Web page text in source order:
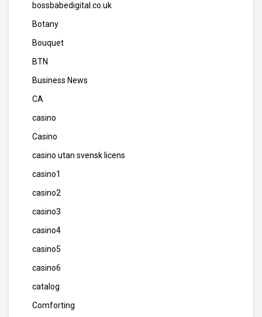
bossbabedigital.co.uk
Botany
Bouquet
BTN
Business News
CA
casino
Casino
casino utan svensk licens
casino1
casino2
casino3
casino4
casino5
casino6
catalog
Comforting